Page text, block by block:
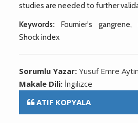
studies are needed to further
Keywords: Fournier's
Shock index
Sorumlu Yazar:Yusuf Emre
Makale Dili: İngilizce
ATIF KOPYALA